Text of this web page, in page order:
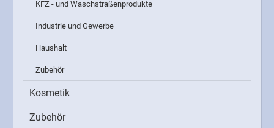
KFZ - und Waschstraßenprodukte
Industrie und Gewerbe
Haushalt
Zubehör
Kosmetik
Zubehör